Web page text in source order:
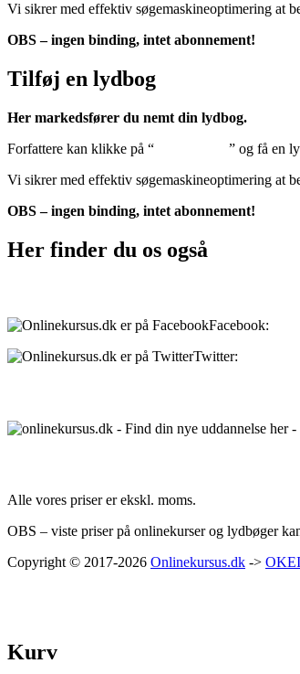
Vi sikrer med effektiv søgemaskineoptimering at
OBS – ingen binding, intet abonnement!
Tilføj en lydbog
Her markedsfører du nemt din lydbog.
Forfattere kan klikke på “
” og få en
Vi sikrer med effektiv søgemaskineoptimering at
OBS – ingen binding, intet abonnement!
Her finder du os også
Facebook:
Twitter:
Alle vores priser er ekskl. moms.
OBS – viste priser på onlinekurser og lydbøger
Copyright © 2017-2026 Onlinekursus.dk ->
Kurv